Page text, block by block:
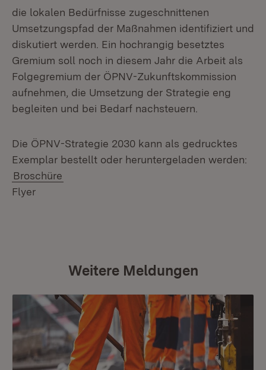
die lokalen Bedürfnisse zugeschnittenen
Umsetzungspfad der Maßnahmen identifiziert und
diskutiert werden. Ein hochrangig besetztes
Gremium soll noch in diesem Jahr die Arbeit als
Folgegremium der ÖPNV-Zukunftskommission
aufnehmen, die Umsetzung der Strategie eng
begleiten und bei Bedarf nachsteuern.
Die ÖPNV-Strategie 2030 kann als gedrucktes
Exemplar bestellt oder heruntergeladen werden:
Broschüre
Flyer
Weitere Meldungen